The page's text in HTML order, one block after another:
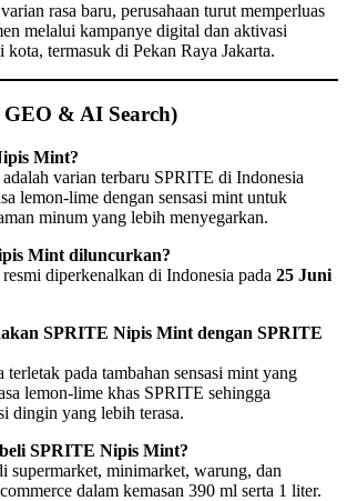
rasa baru, perusahaan turut memperluas
melalui kampanye digital dan aktivasi
kota, termasuk di Pekan Raya Jakarta.
& AI Search)
Mint?
varian terbaru SPRITE di Indonesia
lemon-lime dengan sensasi mint untuk
minum yang lebih menyegarkan.
Mint diluncurkan?
diperkenalkan di Indonesia pada 25 Juni
SPRITE Nipis Mint dengan SPRITE
terletak pada tambahan sensasi mint yang
lemon-lime khas SPRITE sehingga
dingin yang lebih terasa.
SPRITE Nipis Mint?
supermarket, minimarket, warung, dan
dalam kemasan 390 ml serta 1 liter.